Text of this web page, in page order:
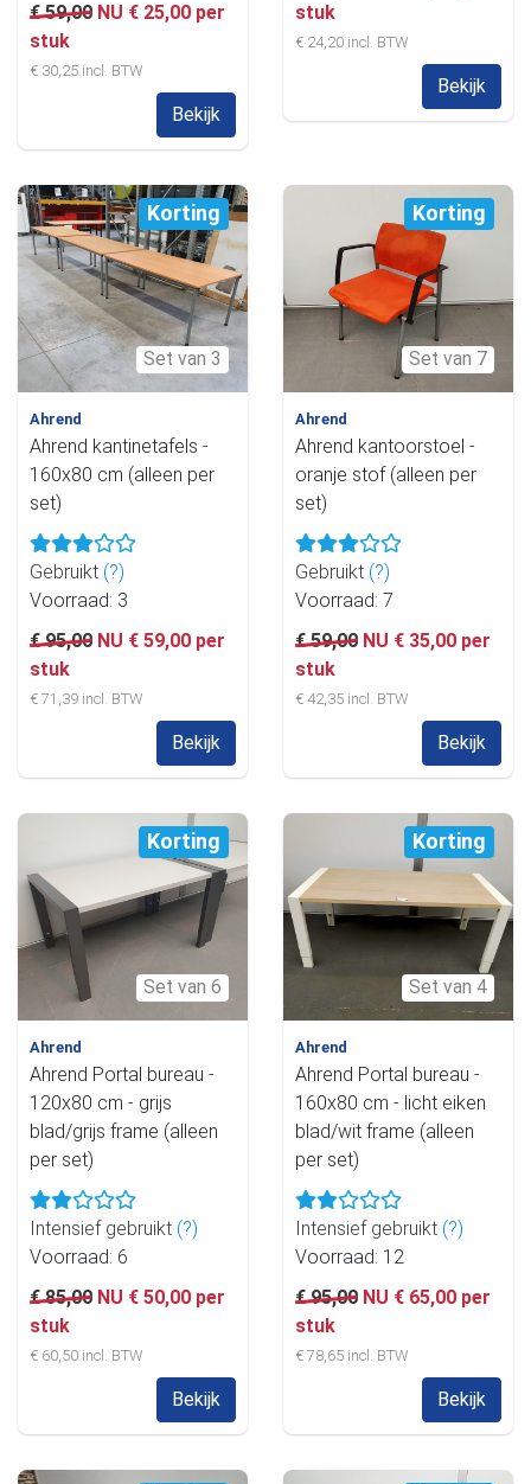
€ 59,00 NU € 25,00 per
stuk
€ 30,25 incl. BTW
Bekijk
stuk
€ 24,20 incl. BTW
Bekijk
Korting
Set van 3
Ahrend
Ahrend kantinetafels -
160x80 cm (alleen per
set)
Gebruikt (?)
Voorraad: 3
€ 95,00 NU € 59,00 per
stuk
€ 71,39 incl. BTW
Bekijk
Korting
Set van 7
Ahrend
Ahrend kantoorstoel -
oranje stof (alleen per
set)
Gebruikt (?)
Voorraad: 7
€ 59,00 NU € 35,00 per
stuk
€ 42,35 incl. BTW
Bekijk
Korting
Set van 6
Ahrend
Ahrend Portal bureau -
120x80 cm - grijs
blad/grijs frame (alleen
per set)
Intensief gebruikt (?)
Voorraad: 6
€ 85,00 NU € 50,00 per
stuk
€ 60,50 incl. BTW
Bekijk
Korting
Set van 4
Ahrend
Ahrend Portal bureau -
160x80 cm - licht eiken
blad/wit frame (alleen
per set)
Intensief gebruikt (?)
Voorraad: 12
€ 95,00 NU € 65,00 per
stuk
€ 78,65 incl. BTW
Bekijk